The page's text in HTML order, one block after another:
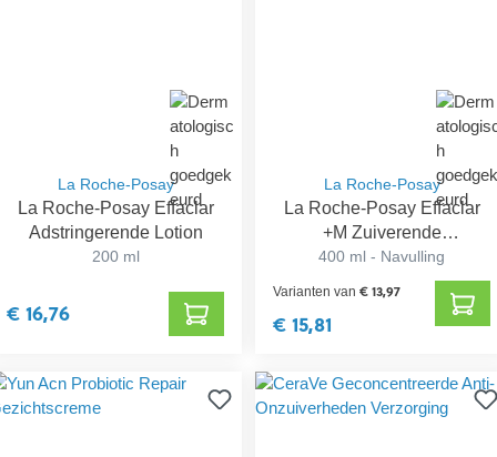
La Roche-Posay
La Roche-Posay Effaclar
Adstringerende Lotion
200 ml
€ 16,76
La Roche-Posay
La Roche-Posay Effaclar
+M Zuiverende
Schuimende Gel
400 ml - Navulling
Varianten van€ 13,97
€ 15,81